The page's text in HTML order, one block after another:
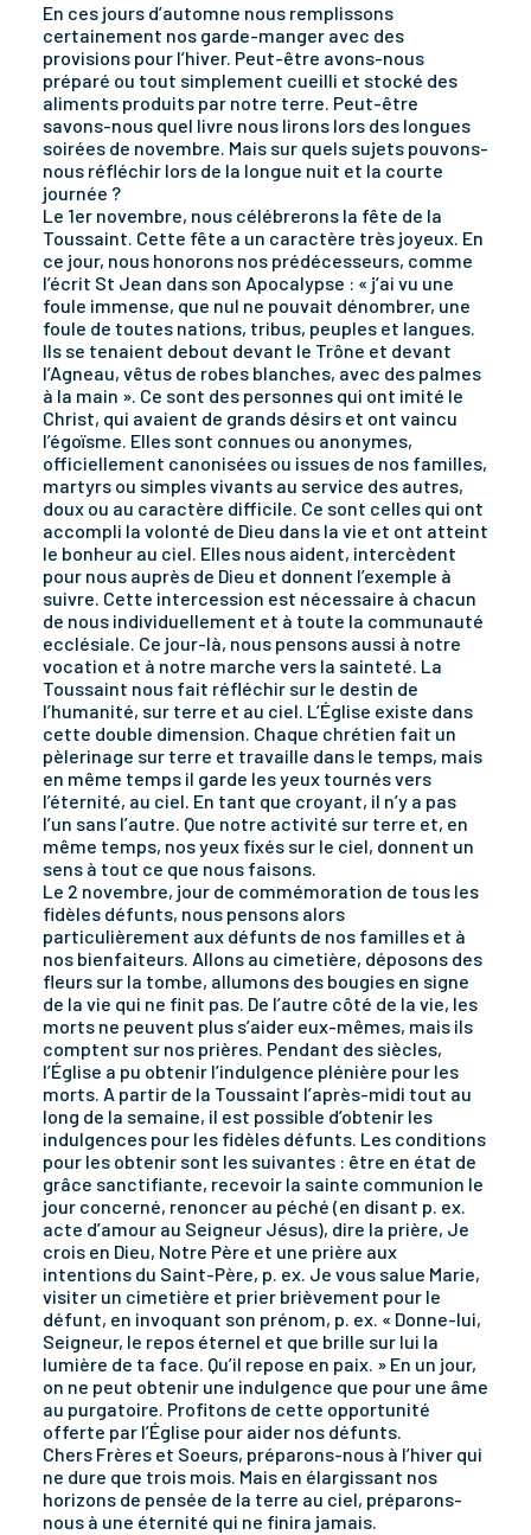
En ces jours d’automne nous remplissons
certainement nos garde-manger avec des
provisions pour l’hiver. Peut-être avons-nous
préparé ou tout simplement cueilli et stocké des
aliments produits par notre terre. Peut-être
savons-nous quel livre nous lirons lors des longues
soirées de novembre. Mais sur quels sujets pouvons-
nous réfléchir lors de la longue nuit et la courte
journée ?
Le 1er novembre, nous célébrerons la fête de la
Toussaint. Cette fête a un caractère très joyeux. En
ce jour, nous honorons nos prédécesseurs, comme
l’écrit St Jean dans son Apocalypse : « j’ai vu une
foule immense, que nul ne pouvait dénombrer, une
foule de toutes nations, tribus, peuples et langues.
Ils se tenaient debout devant le Trône et devant
l’Agneau, vêtus de robes blanches, avec des palmes
à la main ». Ce sont des personnes qui ont imité le
Christ, qui avaient de grands désirs et ont vaincu
l’égoïsme. Elles sont connues ou anonymes,
officiellement canonisées ou issues de nos familles,
martyrs ou simples vivants au service des autres,
doux ou au caractère difficile. Ce sont celles qui ont
accompli la volonté de Dieu dans la vie et ont atteint
le bonheur au ciel. Elles nous aident, intercèdent
pour nous auprès de Dieu et donnent l’exemple à
suivre. Cette intercession est nécessaire à chacun
de nous individuellement et à toute la communauté
ecclésiale. Ce jour-là, nous pensons aussi à notre
vocation et à notre marche vers la sainteté. La
Toussaint nous fait réfléchir sur le destin de
l’humanité, sur terre et au ciel. L’Église existe dans
cette double dimension. Chaque chrétien fait un
pèlerinage sur terre et travaille dans le temps, mais
en même temps il garde les yeux tournés vers
l’éternité, au ciel. En tant que croyant, il n’y a pas
l’un sans l’autre. Que notre activité sur terre et, en
même temps, nos yeux fixés sur le ciel, donnent un
sens à tout ce que nous faisons.
Le 2 novembre, jour de commémoration de tous les
fidèles défunts, nous pensons alors
particulièrement aux défunts de nos familles et à
nos bienfaiteurs. Allons au cimetière, déposons des
fleurs sur la tombe, allumons des bougies en signe
de la vie qui ne finit pas. De l’autre côté de la vie, les
morts ne peuvent plus s’aider eux-mêmes, mais ils
comptent sur nos prières. Pendant des siècles,
l’Église a pu obtenir l’indulgence plénière pour les
morts. A partir de la Toussaint l’après-midi tout au
long de la semaine, il est possible d’obtenir les
indulgences pour les fidèles défunts. Les conditions
pour les obtenir sont les suivantes : être en état de
grâce sanctifiante, recevoir la sainte communion le
jour concerné, renoncer au péché (en disant p. ex.
acte d’amour au Seigneur Jésus), dire la prière, Je
crois en Dieu, Notre Père et une prière aux
intentions du Saint-Père, p. ex. Je vous salue Marie,
visiter un cimetière et prier brièvement pour le
défunt, en invoquant son prénom, p. ex. « Donne-lui,
Seigneur, le repos éternel et que brille sur lui la
lumière de ta face. Qu’il repose en paix. » En un jour,
on ne peut obtenir une indulgence que pour une âme
au purgatoire. Profitons de cette opportunité
offerte par l’Église pour aider nos défunts.
Chers Frères et Soeurs, préparons-nous à l’hiver qui
ne dure que trois mois. Mais en élargissant nos
horizons de pensée de la terre au ciel, préparons-
nous à une éternité qui ne finira jamais.